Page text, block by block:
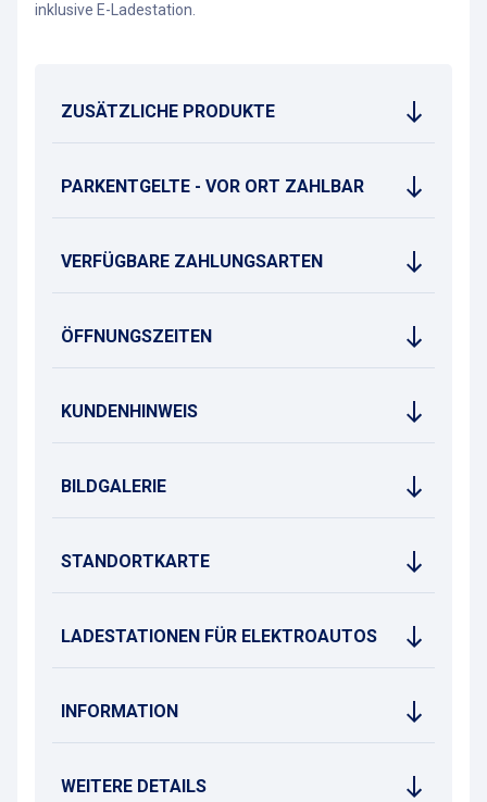
inklusive E-Ladestation.
ZUSÄTZLICHE PRODUKTE
PARKENTGELTE - VOR ORT ZAHLBAR
VERFÜGBARE ZAHLUNGSARTEN
ÖFFNUNGSZEITEN
KUNDENHINWEIS
BILDGALERIE
STANDORTKARTE
LADESTATIONEN FÜR ELEKTROAUTOS
INFORMATION
WEITERE DETAILS